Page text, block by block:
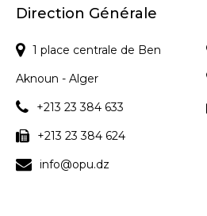
Direction Générale
1 place centrale de Ben
Aknoun - Alger
+213 23 384 633
+213 23 384 624
info@opu.dz